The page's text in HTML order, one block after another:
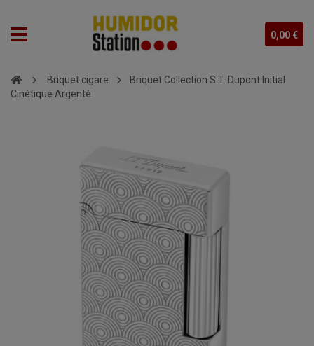
0,00 €
Briquet cigare
Briquet Collection S.T. Dupont Initial
Cinétique Argenté